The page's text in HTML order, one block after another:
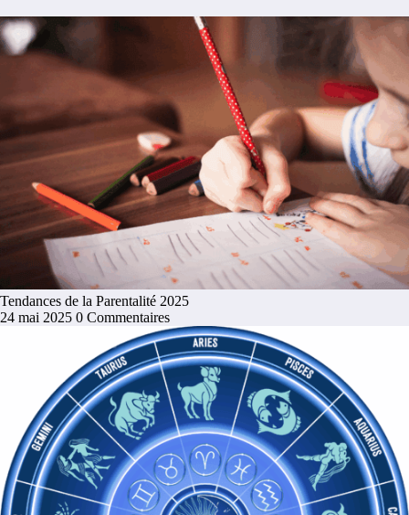
Tendances de la Parentalité 2025
24 mai 2025 0 Commentaires